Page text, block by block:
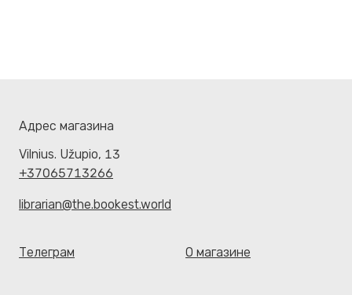
Адрес магазина
Vilnius. Užupio, 13
+37065713266
librarian@the.bookest.world
Телеграм О магазине